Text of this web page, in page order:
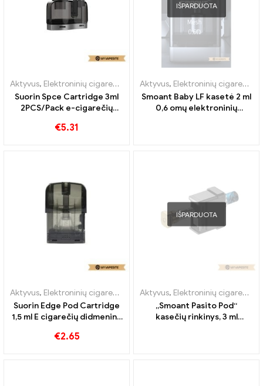
Aktyvus, Elektroninių cigarečių priedai ,Garintuvas
Suorin Spce Cartridge 3ml
2PCS/Pack e-cigarečių
Custom
€5.31
IŠPARDUOTA
Aktyvus, Elektroninių cigarečių priedai
Smoant Baby LF kasetė 2 ml
0,6 omų elektroninių
Aktyvus, Elektroninių cigarečių priedai ,Garintuvas
Suorin Edge Pod Cartridge
1,5 ml E cigarečių didmeninė
€2.65
IŠPARDUOTA
Aktyvus, Elektroninių cigarečių priedai
„Smoant Pasito Pod“
kasečių rinkinys, 3 ml